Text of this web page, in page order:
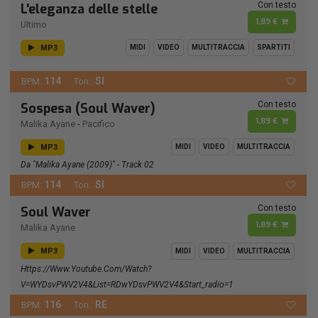
L'eleganza delle stelle
Ultimo
Con testo
1,89 €
MP3 MIDI VIDEO MULTITRACCIA SPARTITI
BPM: 114 Ton.: SI
Sospesa (Soul Waver)
Malika Ayane - Pacifico
Con testo
1,89 €
MP3 MIDI VIDEO MULTITRACCIA
Da "Malika Ayane (2009)" - Track 02
BPM: 114 Ton.: SI
Soul Waver
Malika Ayane
Con testo
1,89 €
MP3 MIDI VIDEO MULTITRACCIA
Https://www.youtube.com/watch?
V=wYDsvPWV2V4&list=RDwYDsvPWV2V4&start_radio=1
BPM: 116 Ton.: RE